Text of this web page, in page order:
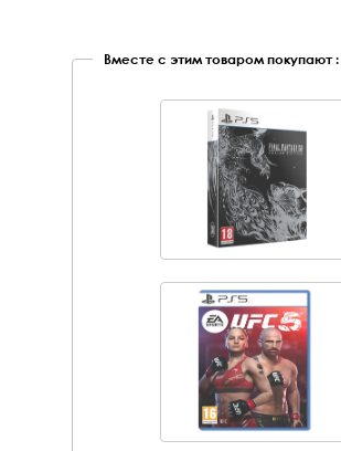
Вместе с этим товаром покупают :